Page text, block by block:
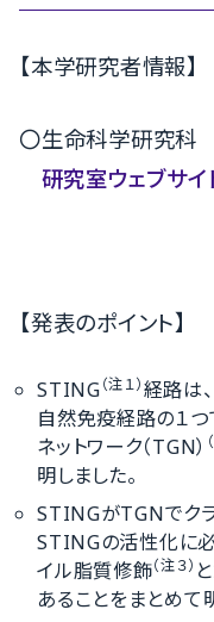
【本学研究者情報】
〇生命科学研究
研究室ウェブサイ
【発表のポイント】
STING（注１）経路は
自然免疫経路の１つ
ネットワーク（TGN）
明しました。
STINGがTGNでクラ
STINGの活性化に必
イル脂質修飾（注３）
あることをまとめて